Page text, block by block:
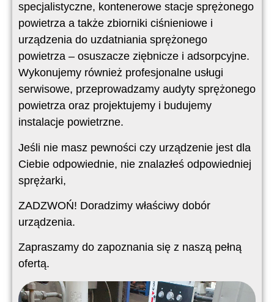
specjalistyczne, kontenerowe stacje sprężonego
powietrza a także zbiorniki ciśnieniowe i
urządzenia do uzdatniania sprężonego
powietrza – osuszacze ziębnicze i adsorpcyjne.
Wykonujemy również profesjonalne usługi
serwisowe, przeprowadzamy audyty sprężonego
powietrza oraz projektujemy i budujemy
instalacje powietrzne.
Jeśli nie masz pewności czy urządzenie jest dla
Ciebie odpowiednie, nie znalazłeś odpowiedniej
sprężarki,
ZADZWOŃ! Doradzimy właściwy dobór
urządzenia.
Zapraszamy do zapoznania się z naszą pełną
ofertą.